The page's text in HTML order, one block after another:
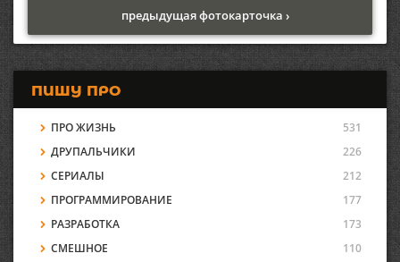
предыдущая фотокарточка ›
ПИШУ ПРО
ПРО ЖИЗНЬ
531
ДРУПАЛЬЧИКИ
226
СЕРИАЛЫ
212
ПРОГРАММИРОВАНИЕ
177
РАЗРАБОТКА
173
СМЕШНОЕ
110